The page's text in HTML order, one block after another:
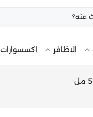
الاظافر اكسسوارات